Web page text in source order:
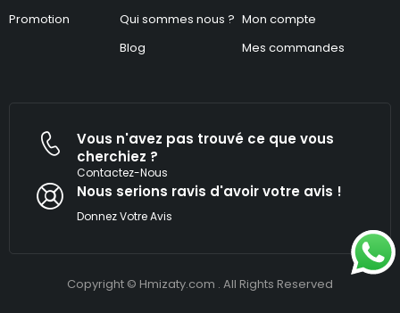
Promotion
Qui sommes nous ?
Blog
Mon compte
Mes commandes
Vous n'avez pas trouvé ce que vous
cherchiez ?
Contactez-Nous
Nous serions ravis d'avoir votre avis !​
Donnez Votre Avis
Copyright © Hmizaty.com . All Rights Reserved